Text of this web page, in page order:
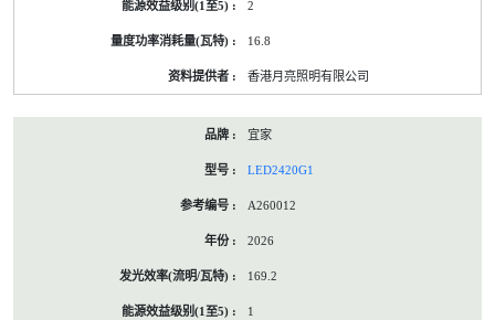
2
16.8
香港月亮照明有限公司
宜家
LED2420G1
A260012
2026
169.2
1